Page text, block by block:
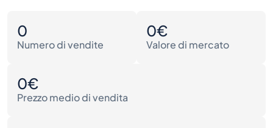
0
Numero di vendite
0€
Valore di mercato
0€
Prezzo medio di vendita